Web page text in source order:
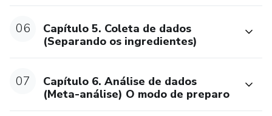
06
Capítulo 5. Coleta de dados
(Separando os ingredientes)
07
Capítulo 6. Análise de dados
(Meta-análise) O modo de preparo